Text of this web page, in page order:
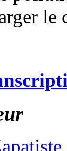
le